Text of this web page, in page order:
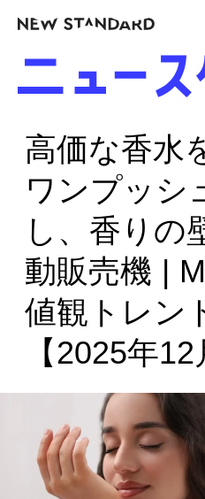
高価な香水
ワンプッシ
し、香りの
動販売機 |
値観トレン
【2025年12